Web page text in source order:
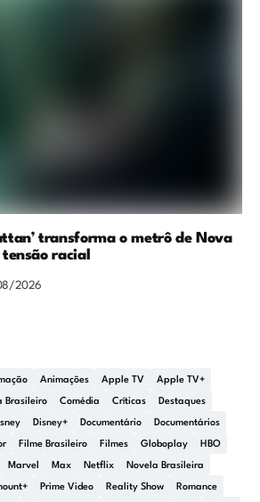
transforma o metrô de Nova
racial
2026
Animações Apple TV Apple TV+
Brasileiro Comédia Críticas Destaques
Disney+ Documentário Documentários
Filme Brasileiro Filmes Globoplay HBO
Marvel Max Netflix Novela Brasileira
Prime Video Reality Show Romance